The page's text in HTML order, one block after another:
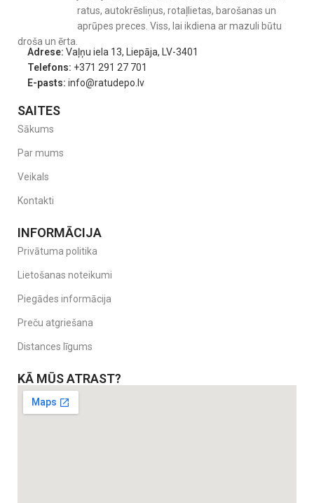
ratus, autokrēsliņus, rotaļlietas, barošanas un
aprūpes preces. Viss, lai ikdiena ar mazuli būtu
droša un ērta.
Adrese: Vaļņu iela 13, Liepāja, LV-3401
Telefons: +371 291 27 701
E-pasts: info@ratudepo.lv
SAITES
Sākums
Par mums
Veikals
Kontakti
INFORMĀCIJA
Privātuma politika
Lietošanas noteikumi
Piegādes informācija
Preču atgriešana
Distances līgums
KĀ MŪS ATRAST?